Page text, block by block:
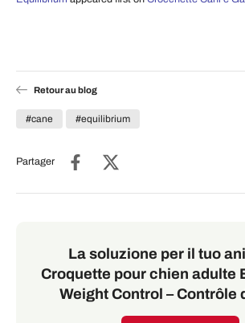
Retour au blog
#cane #equilibrium
Partager
La soluzione per il tuo
Croquette pour chien adulte
Weight Control – Contrôle